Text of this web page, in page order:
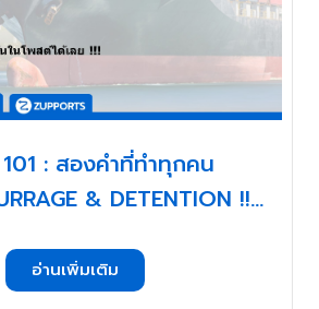
101 : สองคำที่ทำทุกคน
& DETENTION !!!
อ่านเพิ่มเติม